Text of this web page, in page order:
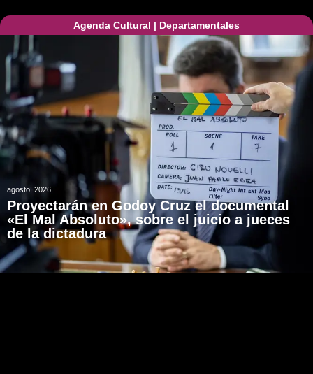
Agenda Cultural | Departamentales
agosto, 2026
Proyectarán en Godoy Cruz el documental
«El Mal Absoluto», sobre el juicio a jueces
de la dictadura